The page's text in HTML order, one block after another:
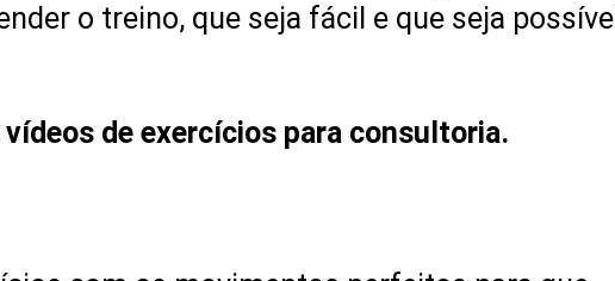
o treino, que seja fácil e que seja possível
de exercícios para consultoria.